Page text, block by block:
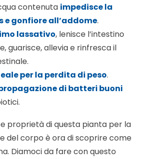
contenuta impedisce la
e gonfiore all’addome.
lassativo, lenisce l’intestino
guarisce, allevia e rinfresca il
per la perdita di peso.
di batteri buoni
proprietà di questa pianta per la
del corpo è ora di scoprire come
Diamoci da fare con questo